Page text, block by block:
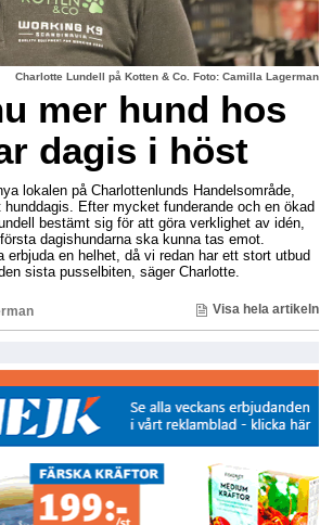
Charlotte Lundell på Kotten & Co. Foto: Camilla Lagerman
mer hund hos
dagis i höst
lokalen på Charlottenlunds Handelsområde,
Efter mycket funderande och en ökad
bestämt sig för att göra verklighet av idén,
dagishundarna ska kunna tas emot.
en helhet, då vi redan har ett stort utbud
sista pusselbiten, säger Charlotte.
Visa hela artikeln